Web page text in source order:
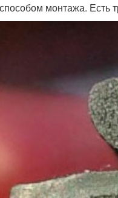
монтажа. Есть